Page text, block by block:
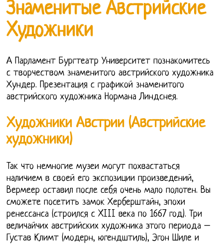
Знаменитые Австрийские
Художники
А Парламент Бургтеатр Университет познакомитесь
с творчеством знаменитого австрийского художника
Хундер. Презентация с графикой знаменитого
австрийского художника Нормана Линдснея.
Художники Австрии (Австрийские
художники)
Так что немногие музеи могут похвастаться
наличием в своей его экспозиции произведений,
Вермеер оставил после себя очень мало полотен. Вы
сможете посетить замок Херберштайн, эпохи
ренессанса (строился с XIII века по 1667 год). Три
величайчих австрийских художника этого периода –
Густав Климт (модерн, югендштиль), Эгон Шиле и